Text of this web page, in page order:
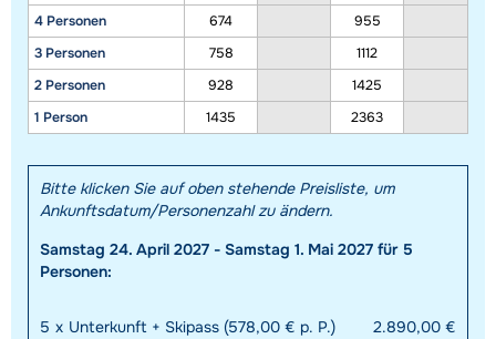
4 Personen
3 Personen
2 Personen
1 Person
674
955
758
1112
928
1425
1435
2363
Bitte klicken Sie auf oben stehende Preisliste, um
Ankunftsdatum/Personenzahl zu ändern.
Samstag 24. April 2027 - Samstag 1. Mai 2027 für 5
Personen:
5 x Unterkunft + Skipass (578,00 € p. P.)
2.890,00 €